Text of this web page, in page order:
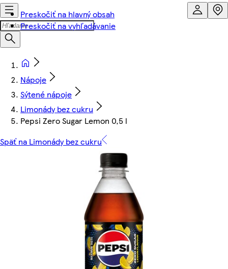
Preskočiť na hlavný obsah
Preskočiť na vyhľadávanie
Nápoje
Sýtené nápoje
Limonády bez cukru
Pepsi Zero Sugar Lemon 0,5 l
Späť na Limonády bez cukru